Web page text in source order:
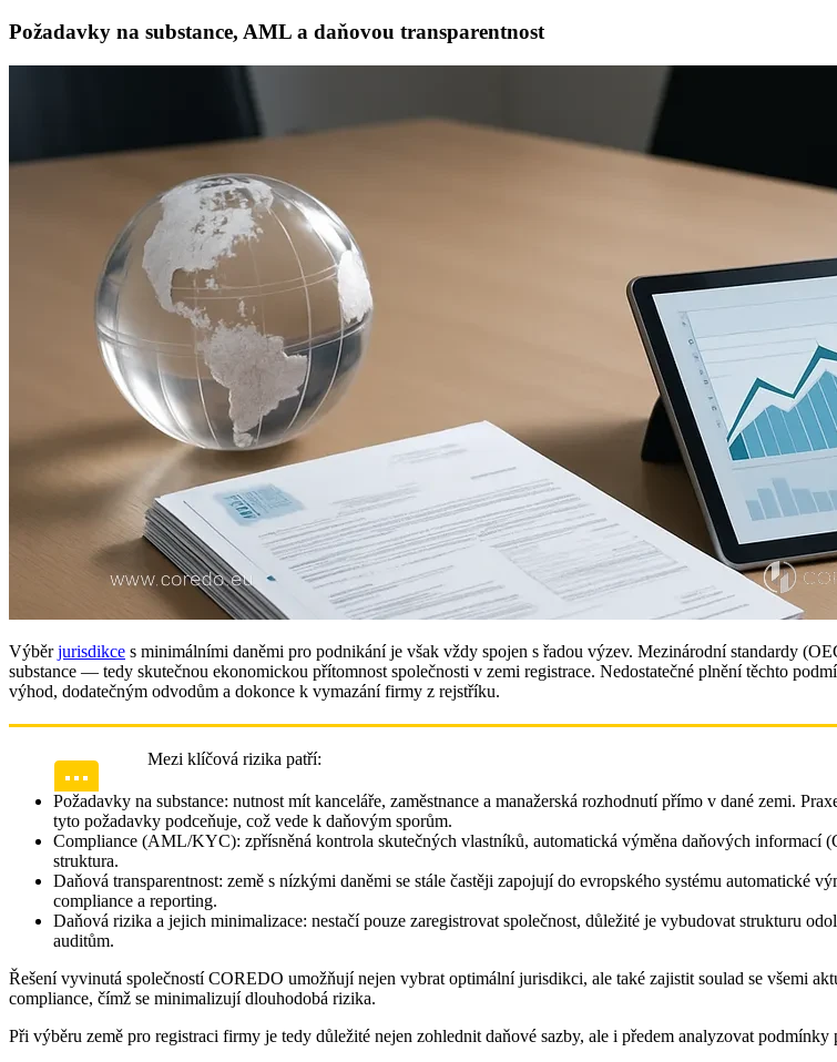
Požadavky na substance, AML a daňovou transparentnost
Výběrjurisdikce s minimálními daněmi pro podnikání je však vždy spojen s řadou výzev. Mezinárodní standardy
substance — tedy skutečnou ekonomickou přítomnost společnosti v zemi registrace. Nedostatečné plnění těchto
výhod, dodatečným odvodům a dokonce k vymazání firmy z rejstříku.
Mezi klíčová rizika patří:
Požadavky na substance: nutnost mít kanceláře, zaměstnance a manažerská rozhodnutí přímo v dané zemi.
tyto požadavky podceňuje, což vede k daňovým sporům.
Compliance (AML/KYC): zpřísněná kontrola skutečných vlastníků, automatická výměna daňových informací
struktura.
Daňová transparentnost: země s nízkými daněmi se stále častěji zapojují do evropského systému automatické
compliance a reporting.
Daňová rizika a jejich minimalizace: nestačí pouze zaregistrovat společnost, důležité je vybudovat strukturu
auditům.
Řešení vyvinutá společností COREDO umožňují nejen vybrat optimální jurisdikci, ale také zajistit soulad se všemi
compliance, čímž se minimalizují dlouhodobá rizika.
Při výběru země pro registraci firmy je tedy důležité nejen zohlednit daňové sazby, ale i předem analyzovat podmínky